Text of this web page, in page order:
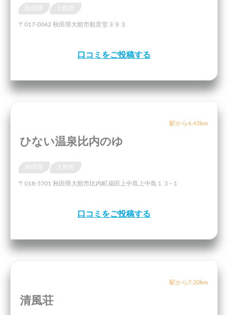
〒017-0042 秋田県大館市観音堂３９３
口コミをご投稿する
駅から4.45km
ひない温泉比内のゆ
〒018-5701 秋田県大館市比内町扇田上中島上中島１３−１
口コミをご投稿する
駅から7.20km
清風荘